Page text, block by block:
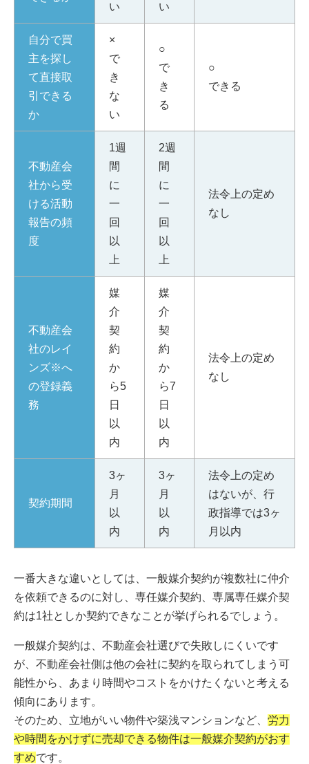
い
い
自分で買
主を探し
て直接取
引できる
か
×
で
き
な
い
○
で
き
る
○
できる
不動産会
社から受
ける活動
報告の頻
度
1週
間
に
一
回
以
上
2週
間
に
一
回
以
上
法令上の定め
なし
不動産会
社のレイ
ンズ※へ
の登録義
務
媒
介
契
約
か
ら5
日
以
内
媒
介
契
約
か
ら7
日
以
内
法令上の定め
なし
契約期間
3ヶ
月
以
内
3ヶ
月
以
内
法令上の定め
はないが、行
政指導では3ヶ
月以内
一番大きな違いとしては、一般媒介契約が複数社に仲介
を依頼できるのに対し、専任媒介契約、専属専任媒介契
約は1社としか契約できなことが挙げられるでしょう。
一般媒介契約は、不動産会社選びで失敗しにくいです
が、不動産会社側は他の会社に契約を取られてしまう可
能性から、あまり時間やコストをかけたくないと考える
傾向にあります。
そのため、立地がいい物件や築浅マンションなど、 労力
や時間をかけずに売却できる物件は一般媒介契約がおす
すめです。